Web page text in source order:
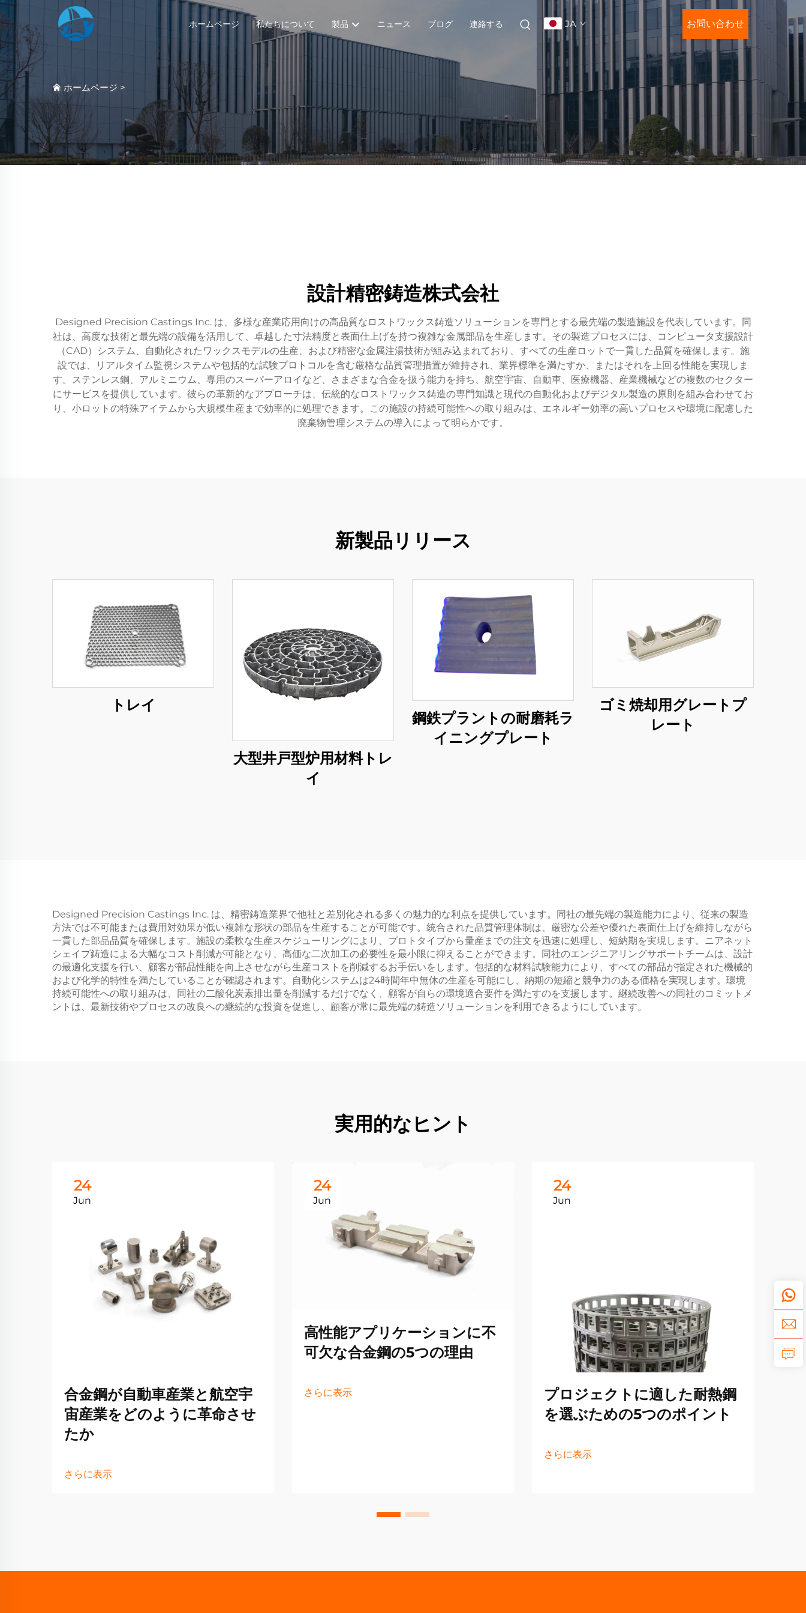
ホームページ 私たちについて 製品 ニュース ブログ 連絡する JA お問い合わせ
ホームページ >
設計精密鋳造株式会社
Designed Precision Castings Inc. は、多様な産業応用向けの高品質なロストワックス鋳造ソリューションを専門とする最先端の製造施設を代表しています。同
社は、高度な技術と最先端の設備を活用して、卓越した寸法精度と表面仕上げを持つ複雑な金属部品を生産します。その製造プロセスには、コンピュータ支援設計
（CAD）システム、自動化されたワックスモデルの生産、および精密な金属注湯技術が組み込まれており、すべての生産ロットで一貫した品質を確保します。施
設では、リアルタイム監視システムや包括的な試験プロトコルを含む厳格な品質管理措置が維持され、業界標準を満たすか、またはそれを上回る性能を実現しま
す。ステンレス鋼、アルミニウム、専用のスーパーアロイなど、さまざまな合金を扱う能力を持ち、航空宇宙、自動車、医療機器、産業機械などの複数のセクター
にサービスを提供しています。彼らの革新的なアプローチは、伝統的なロストワックス鋳造の専門知識と現代の自動化およびデジタル製造の原則を組み合わせてお
り、小ロットの特殊アイテムから大規模生産まで効率的に処理できます。この施設の持続可能性への取り組みは、エネルギー効率の高いプロセスや環境に配慮した
廃棄物管理システムの導入によって明らかです。
新製品リリース
トレイ
大型井戸型炉用材料トレ
イ
鋼鉄プラントの耐磨耗ラ
イニングプレート
ゴミ焼却用グレートプ
レート
Designed Precision Castings Inc. は、精密鋳造業界で他社と差別化される多くの魅力的な利点を提供しています。同社の最先端の製造能力により、従来の製造
方法では不可能または費用対効果が低い複雑な形状の部品を生産することが可能です。統合された品質管理体制は、厳密な公差や優れた表面仕上げを維持しながら
一貫した部品品質を確保します。施設の柔軟な生産スケジューリングにより、プロトタイプから量産までの注文を迅速に処理し、短納期を実現します。ニアネット
シェイプ鋳造による大幅なコスト削減が可能となり、高価な二次加工の必要性を最小限に抑えることができます。同社のエンジニアリングサポートチームは、設計
の最適化支援を行い、顧客が部品性能を向上させながら生産コストを削減するお手伝いをします。包括的な材料試験能力により、すべての部品が指定された機械的
および化学的特性を満たしていることが確認されます。自動化システムは24時間年中無休の生産を可能にし、納期の短縮と競争力のある価格を実現します。環境
持続可能性への取り組みは、同社の二酸化炭素排出量を削減するだけでなく、顧客が自らの環境適合要件を満たすのを支援します。継続改善への同社のコミットメ
ントは、最新技術やプロセスの改良への継続的な投資を促進し、顧客が常に最先端の鋳造ソリューションを利用できるようにしています。
実用的なヒント
24
Jun
合金鋼が自動車産業と航空宇
宙産業をどのように革命させ
たか
さらに表示
24
Jun
高性能アプリケーションに不
可欠な合金鋼の5つの理由
さらに表示
24
Jun
プロジェクトに適した耐熱鋼
を選ぶための5つのポイント
さらに表示
鋳
の